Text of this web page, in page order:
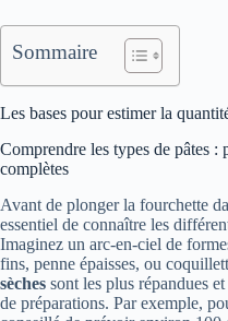
Sommaire
Les bases pour estimer la
Comprendre les types de pâtes :
complètes
Avant de plonger la fourchette
essentiel de connaître les
Imaginez un arc-en-ciel de
fins, penne épaisses, ou
sèches sont les plus répandues
de préparations. Par exemple,